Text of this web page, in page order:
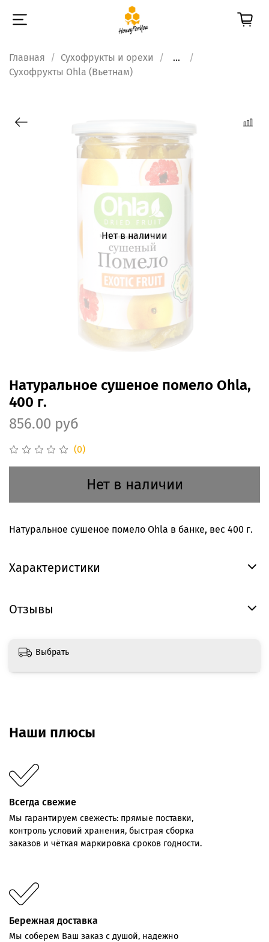
Главная Сухофрукты и орехи
...
Сухофрукты Ohla (Вьетнам)
Нет в наличии
(0)
Натуральное сушеное помело Ohla,
400 г.
856.00 руб
Нет в наличии
Натуральное сушеное помело Ohla в банке, вес 400 г.
Характеристики
Отзывы
Выбрать
Наши плюсы
Всегда свежие
Мы гарантируем свежесть: прямые поставки,
контроль условий хранения, быстрая сборка
заказов и чёткая маркировка сроков годности.
Бережная доставка
Мы соберем Ваш заказ с душой, надежно